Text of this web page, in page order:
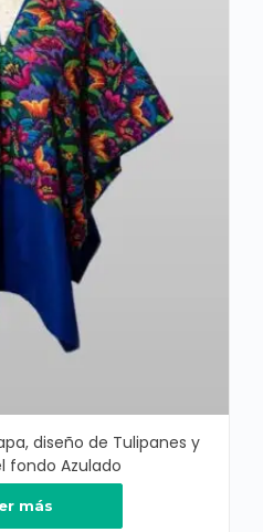
diseño de Tulipanes y
fondo Azulado
más